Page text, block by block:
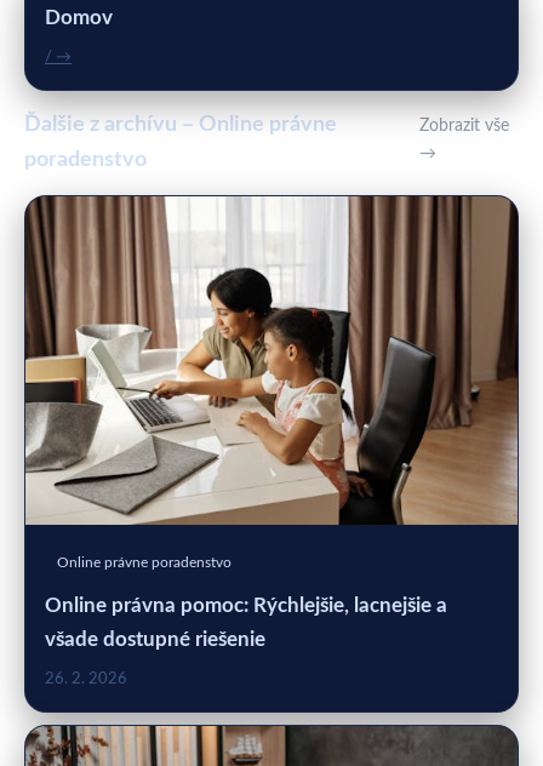
Domov
/ →
Ďalšie z archívu – Online právne
poradenstvo
Zobrazit vše
→
Online právne poradenstvo
Online právna pomoc: Rýchlejšie, lacnejšie a
všade dostupné riešenie
26. 2. 2026